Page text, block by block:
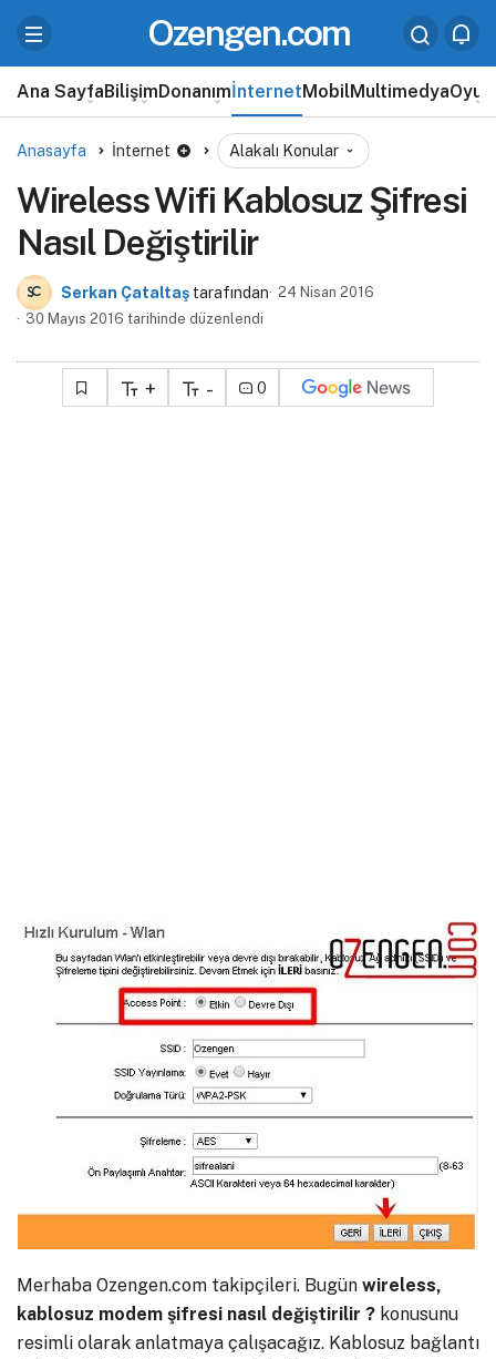
Ozengen.com
Ana SayfaBilişimDonanımİnternetMobilMultimedyaOyun
Anasayfa İnternet Alakalı Konular
Wireless Wifi Kablosuz Şifresi
Nasıl Değiştirilir
Serkan Çataltaş tarafından 24 Nisan 2016
30 Mayıs 2016 tarihinde düzenlendi
+ - 0
Merhaba Ozengen.com takipçileri. Bugün wireless,
kablosuz modem şifresi nasıl değiştirilir ? konusunu
resimli olarak anlatmaya çalışacağız. Kablosuz bağlantı